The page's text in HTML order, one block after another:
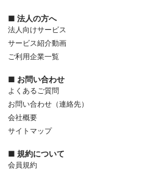
■ 法人の方へ
法人向けサービス
サービス紹介動画
ご利用企業一覧
■ お問い合わせ
よくあるご質問
お問い合わせ（連絡先）
会社概要
サイトマップ
■ 規約について
会員規約